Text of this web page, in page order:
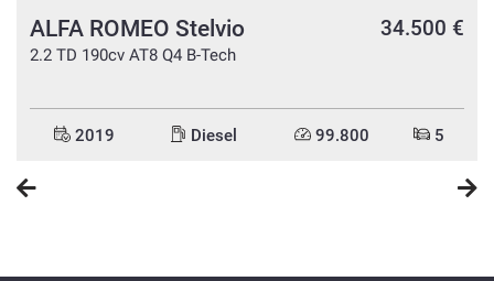
- Hablamos español
ALFA ROMEO Stelvio
2.2 TD 190cv AT8 Q4 B-Tech
34.500 €
2019 Diesel 99.800 5